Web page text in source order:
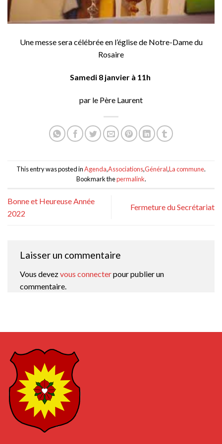
Une messe sera célébrée en l’église de Notre-Dame du
Rosaire
Samedi 8 janvier à 11h
par le Père Laurent
This entry was posted inAgenda,Associations,Général,La commune.
Bookmark thepermalink.
Bonne et Heureuse Année
2022
Fermeture du Secrétariat
Laisser un commentaire
Vous devezvous connecterpour publier un
commentaire.